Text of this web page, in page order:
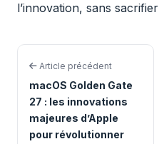
l’innovation, sans
Article précédent
macOS Golden Gate
27 : les innovations
majeures d’Apple
pour révolutionner